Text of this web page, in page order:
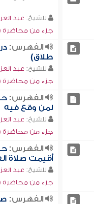
للشيخ: عبد
جزء من محاضرة (
الفهرس:
طلاق)
للشيخ: عبد
جزء من محاضرة (
الفهرس:
لمن وقع فيه
للشيخ: عبد
جزء من محاضرة (
الفهرس:
أقيمت صلاة
للشيخ: عبد
جزء من محاضرة (
الفهرس: